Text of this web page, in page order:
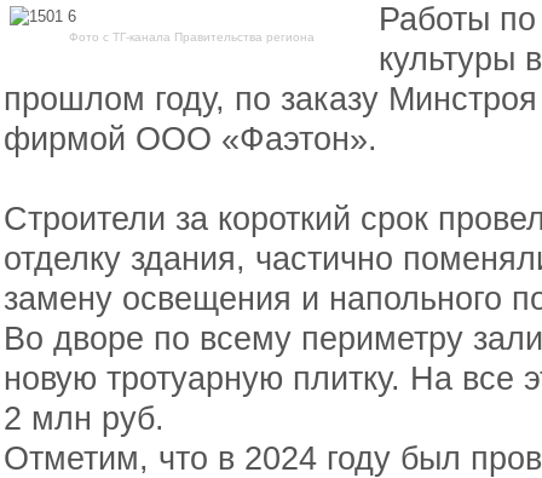
Фото с ТГ-канала Правительства региона
Работы
культуры
прошлом году, по заказу
фирмой ООО «Фаэтон».
Строители за короткий срок
отделку здания, частично
замену освещения и напольного
Во дворе по всему периметру
новую тротуарную плитку. На все
2 млн руб.
Отметим, что в 2024 году был